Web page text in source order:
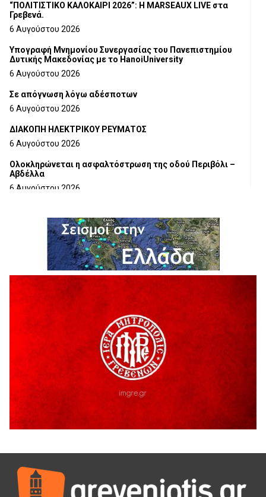
“ΠΟΛΙΤΙΣΤΙΚΟ ΚΑΛΟΚΑΙΡΙ 2026”: Η MARSEAUX LIVE στα
Γρεβενά.
6 Αυγούστου 2026
Υπογραφή Μνημονίου Συνεργασίας του Πανεπιστημίου
Δυτικής Μακεδονίας με το HanoiUniversity
6 Αυγούστου 2026
Σε απόγνωση λόγω αδέσποτων
6 Αυγούστου 2026
ΔΙΑΚΟΠΗ ΗΛΕΚΤΡΙΚΟΥ ΡΕΥΜΑΤΟΣ
6 Αυγούστου 2026
Ολοκληρώνεται η ασφαλτόστρωση της οδού Περιβόλι –
Αβδέλλα
6 Αυγούστου 2026
5 Αυγούστου 2026
Ο ΑΝΔΡΕΑΣ ΑΣΛΑΝΙΔΗΣ ΣΥΝΕΧΙΖΕΙ ΣΤΟΝ ΠΡΩΤΕΑ
ΓΡΕΒΕΝΩΝ
5 Αυγούστου 2026
Ευχαριστήριο Εκπολιτιστικού Συλλόγου Ταξιάρχη προς κ.
Παρασχάκη Αθανάσιο
5 Αυγούστου 2026
Διακοπή υδροδότησης του Α΄ κλάδου ύδρευσης
5 Αυγούστου 2026
Η Marseaux στα Γρεβενά για μια μοναδική συναυλία
5 Αυγούστου 2026
Θερινό Σινεμά στο πλαίσιο του «Πολιτιστικού
Καλοκαιριού 2026» με την βραβευμένη ταινία «Μικρές
Ανάσες».
εξοπλισμού γυμναστηρίου
5 Αυγούστου 2026